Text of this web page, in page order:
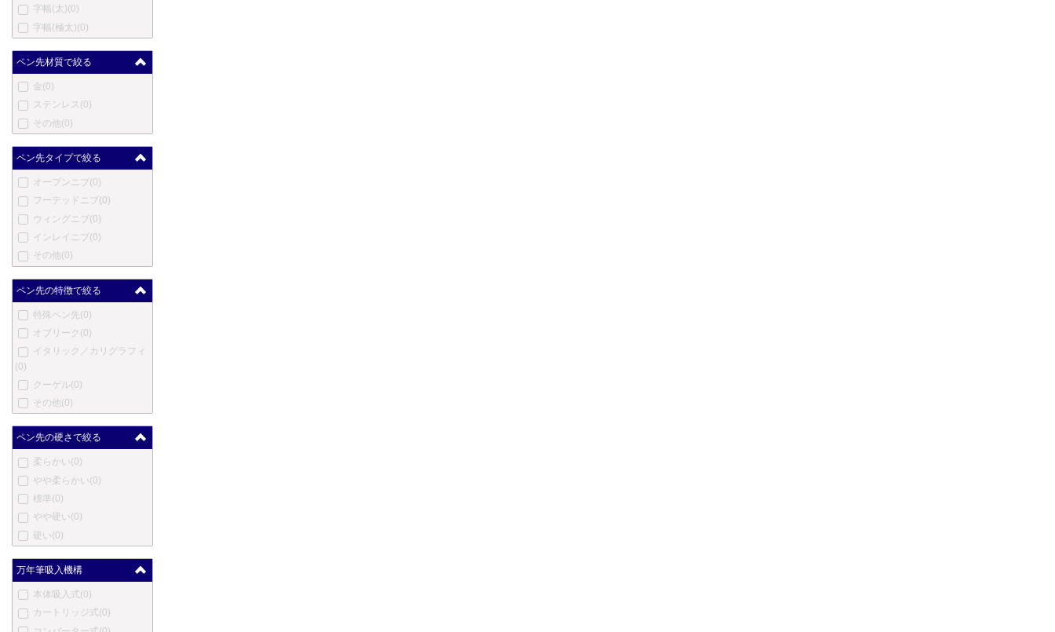
伊東屋(0)
ジャン・ピエール・レピー
ヨルグ・イゼック
カンガルー
カヴェコ
(0)
コウコウボウ
クローネ(0)
ラレックス(0)
ラピタ(0)
マービートッド(0)
マスター(0)
メントモア(0)
メルリン (0)
メタフィス (0)
マイケルズファットボーイ
(0)
三菱鉛筆(0)
三越 (0)
ムーア(0)
モリソン (0)
ネットウーノ
ニューマン(0)
オート(0)
オスミア(0)
パラフェルナリア
ぺんてる(0)
ピエール・カルダン
プラトン (0)
レシーフ
(0)
字幅(太)(0)
字幅(極太)(0)
ペン先材質で絞る
金(0)
ステンレス (0)
その他(0)
ペン先タイプで絞る
オープンニブ(0)
フーテッドニブ(0)
ウィングニブ(0)
インレイニブ(0)
その他(0)
ペン先の特徴で絞る
特殊ペン先 (0)
オブリーク (0)
イタリック／カリグラフィ
(0)
クーゲル(0)
その他(0)
ペン先の硬さで絞る
柔らかい(0)
やや柔らかい(0)
標準 (0)
やや硬い(0)
硬い(0)
万年筆吸入機構
本体吸入式 (0)
カートリッジ式 (0)